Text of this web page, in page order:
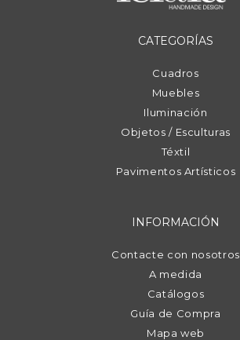
CATEGORÍAS
Cuadros
Muebles
Iluminación
Objetos / Esculturas
Téxtil
Pavimentos Artísticos
INFORMACIÓN
Contacte con nosotros
A medida
Catálogos
Guía de Compra
Mapa web